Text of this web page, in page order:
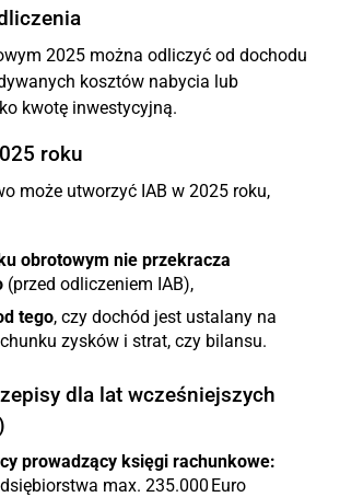
2025 można odliczyć od dochodu
kosztów nabycia lub
kwotę inwestycyjną.
roku
może utworzyć IAB w 2025 roku,
obrotowym nie przekracza
(przed odliczeniem IAB),
tego, czy dochód jest ustalany na
zysków i strat, czy bilansu.
dla lat wcześniejszych
prowadzący księgi rachunkowe:
max. 235.000 Euro